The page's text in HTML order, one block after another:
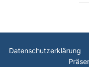
Datenschutzerklärung